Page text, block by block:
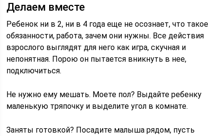
Делаем вместе
Ребенок ни в 2, ни в 4 года еще не осознает, что такое
обязанности, работа, зачем они нужны. Все действия
взрослого выглядят для него как игра, скучная и
непонятная. Порою он пытается вникнуть в нее,
подключиться.
Не нужно ему мешать. Моете пол? Выдайте ребенку
маленькую тряпочку и выделите угол в комнате.
Заняты готовкой? Посадите малыша рядом, пусть